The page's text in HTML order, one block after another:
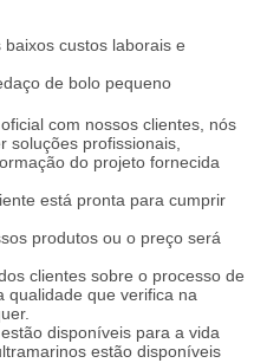
custos laborais e
de bolo pequeno
com nossos clientes, nós
soluções profissionais,
do projeto fornecida
está pronta para cumprir
produtos ou o preço será
clientes sobre o processo de
qualidade que verifica na
disponíveis para a vida
estão disponíveis